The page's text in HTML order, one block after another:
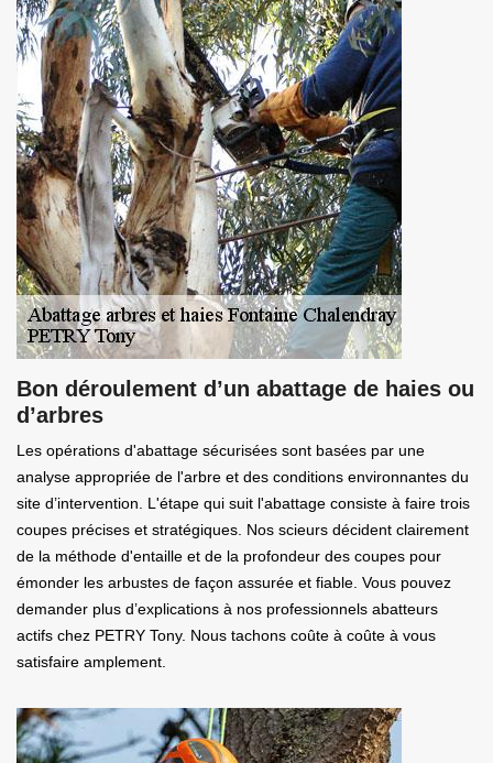
Bon déroulement d’un abattage de haies ou
d’arbres
Les opérations d'abattage sécurisées sont basées par une
analyse appropriée de l'arbre et des conditions environnantes du
site d’intervention. L'étape qui suit l'abattage consiste à faire trois
coupes précises et stratégiques. Nos scieurs décident clairement
de la méthode d'entaille et de la profondeur des coupes pour
émonder les arbustes de façon assurée et fiable. Vous pouvez
demander plus d’explications à nos professionnels abatteurs
actifs chez PETRY Tony. Nous tachons coûte à coûte à vous
satisfaire amplement.